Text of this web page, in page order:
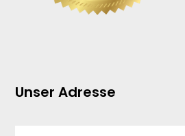
Unser Adresse